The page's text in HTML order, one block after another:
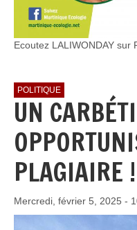
Ecoutez LALIWONDAY sur
POLITIQUE
UN
PLAGIAIRE !
Mercredi, février 5, 2025 -